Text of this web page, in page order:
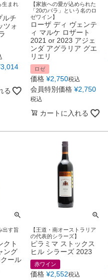
生まれ
ルチ
ツォ
3,014
る
【家族への愛が込められた
「20のバラ」という名のロ
ゼワイン】
ローザ ディ ヴェンテ
ィ マルケ ロザート
2021 or 2023 アジェ
ンダ アグラリア グエ
リエリ
ロゼ
価格 ¥2,750税込
会員特別価格 ¥2,750
税込
カートに入れる
出す旨
クト
ング
ール
【王道・南オーストラリア
の代表的シラーズ】
ピラミマ ストックス
ヒル シラーズ 2023
赤ワイン
価格 ¥2,552税込